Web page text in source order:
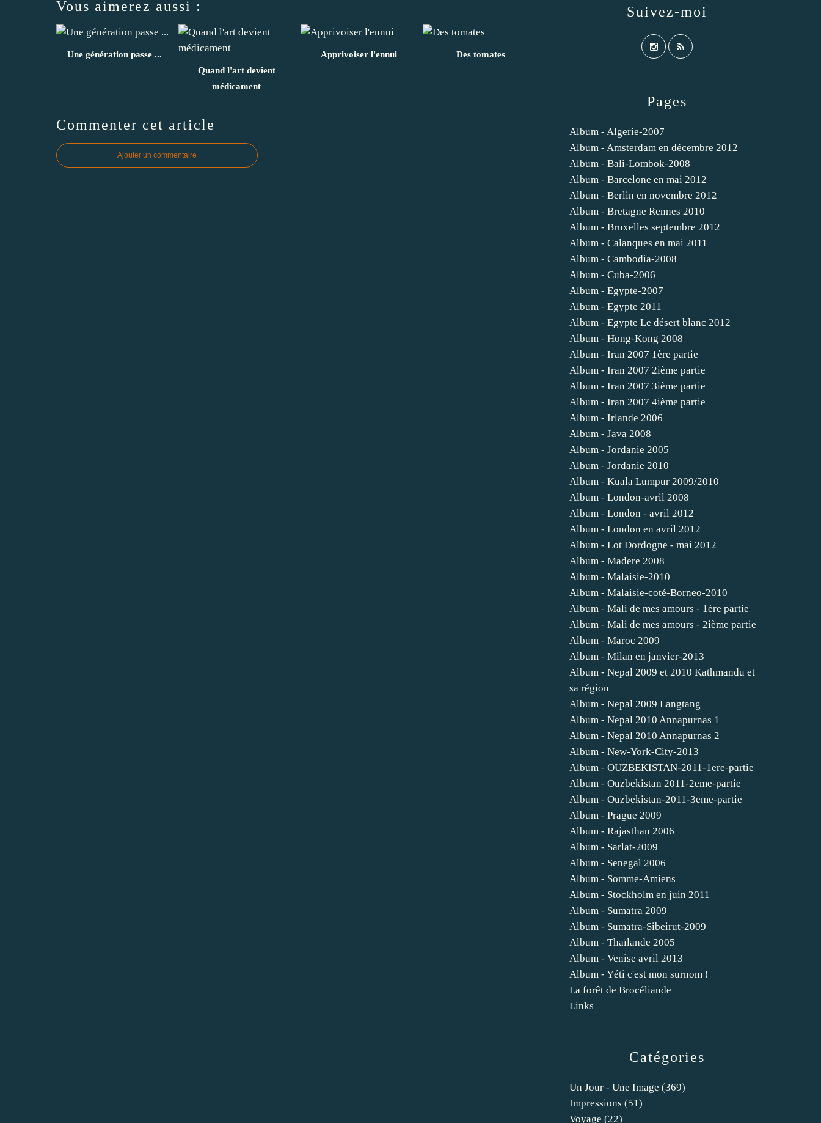
Vous aimerez aussi :
Une génération passe ...
Quand l'art devient
médicament
Apprivoiser l'ennui Des tomates
Commenter cet article
Ajouter un commentaire
Catégories
Un Jour - Une Image (369)
Impressions (51)
Voyage (22)
Pages
Album - Algerie-2007
Album - Amsterdam en décembre 2012
Album - Bali-Lombok-2008
Album - Barcelone en mai 2012
Album - Berlin en novembre 2012
Album - Bretagne Rennes 2010
Album - Bruxelles septembre 2012
Album - Calanques en mai 2011
Album - Cambodia-2008
Album - Cuba-2006
Album - Egypte-2007
Album - Egypte 2011
Album - Egypte Le désert blanc 2012
Album - Hong-Kong 2008
Album - Iran 2007 1ère partie
Album - Iran 2007 2ième partie
Album - Iran 2007 3ième partie
Album - Iran 2007 4ième partie
Album - Irlande 2006
Album - Java 2008
Album - Jordanie 2005
Album - Jordanie 2010
Album - Kuala Lumpur 2009/2010
Album - London-avril 2008
Album - London - avril 2012
Album - London en avril 2012
Album - Lot Dordogne - mai 2012
Album - Madere 2008
Album - Malaisie-2010
Album - Malaisie-coté-Borneo-2010
Album - Mali de mes amours - 1ère partie
Album - Mali de mes amours - 2ième partie
Album - Maroc 2009
Album - Milan en janvier-2013
Album - Nepal 2009 et 2010 Kathmandu et
sa région
Album - Nepal 2009 Langtang
Album - Nepal 2010 Annapurnas 1
Album - Nepal 2010 Annapurnas 2
Album - New-York-City-2013
Album - OUZBEKISTAN-2011-1ere-partie
Album - Ouzbekistan 2011-2eme-partie
Album - Ouzbekistan-2011-3eme-partie
Album - Prague 2009
Album - Rajasthan 2006
Album - Sarlat-2009
Album - Senegal 2006
Album - Somme-Amiens
Album - Stockholm en juin 2011
Album - Sumatra 2009
Album - Sumatra-Sibeirut-2009
Album - Thaïlande 2005
Album - Venise avril 2013
Album - Yéti c'est mon surnom !
La forêt de Brocéliande
Links
Suivez-moi